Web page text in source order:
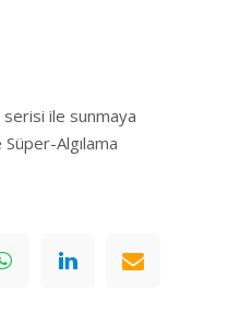
serisi ile sunmaya
Algılama